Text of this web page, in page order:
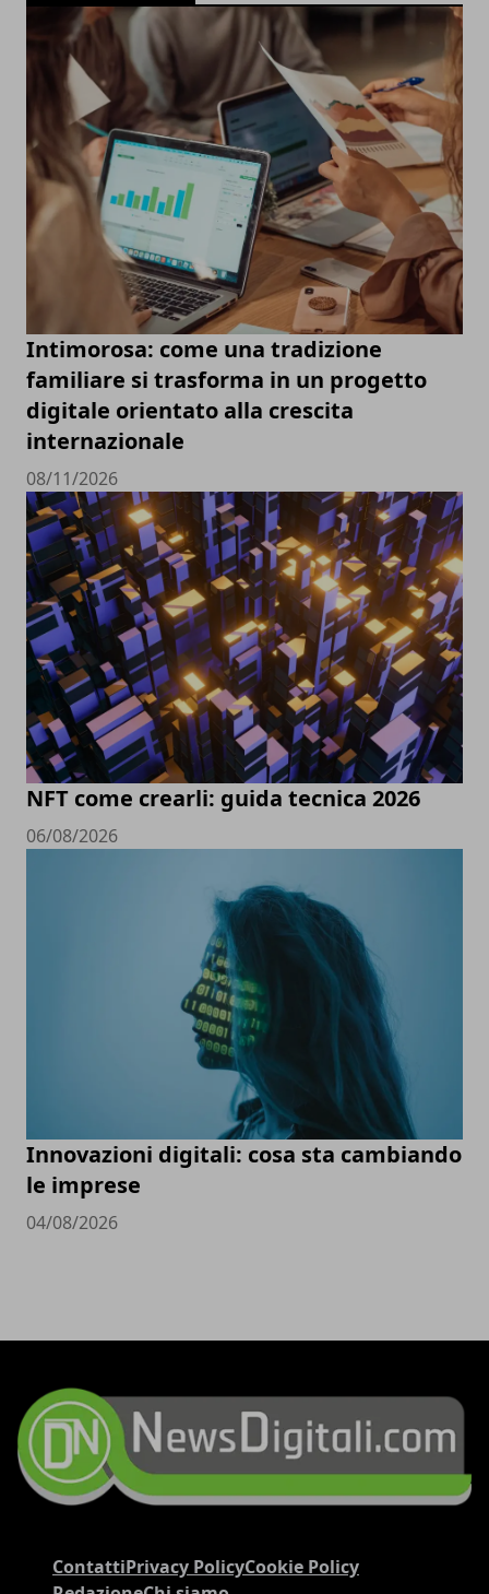
Intimorosa: come una tradizione
familiare si trasforma in un progetto
digitale orientato alla crescita
internazionale
08/11/2026
NFT come crearli: guida tecnica 2026
06/08/2026
Innovazioni digitali: cosa sta cambiando
le imprese
04/08/2026
ContattiPrivacy PolicyCookie Policy